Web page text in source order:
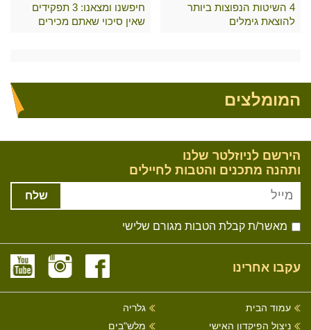
4 השיטות הנפוצות ביותר
להוצאת גימלים
חיפשנו ומצאנו: 3 תפקידים
שאין סיכוי שאתם מכירים
המומלצים
הירשם לניוזלטר שלנו
ותהנה מתכנים והטבות לחיילים
שלח
מאשר/ת קבלת הטבות מגורם שלישי
עקבו אחרינו
עמוד הבית
ניצול הפיקדון האישי
גלריה
מלש"בים